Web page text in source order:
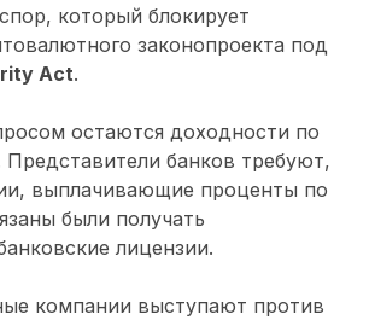
который блокирует
законопроекта под
Act.
остаются доходности по
Представители банков требуют,
выплачивающие проценты по
были получать
лицензии.
компании выступают против